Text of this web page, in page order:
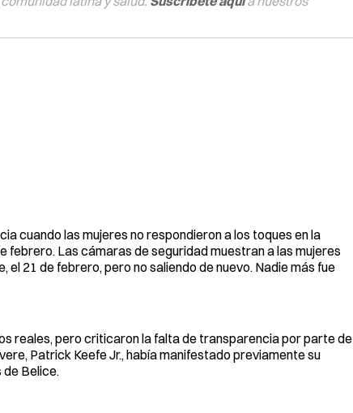
cuando las mujeres no respondieron a los toques en la
Las cámaras de seguridad muestran a las mujeres
21 de febrero, pero no saliendo de nuevo. Nadie más fue
reales, pero criticaron la falta de transparencia por parte de
Patrick Keefe Jr., había manifestado previamente su
Belice.